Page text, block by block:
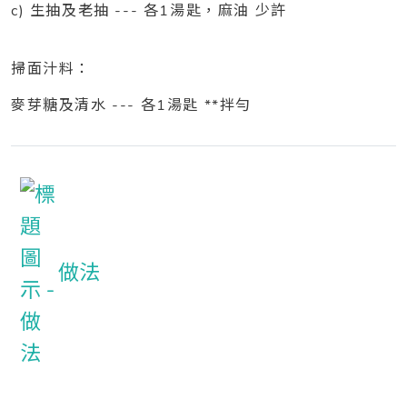
c) 生抽及老抽 --- 各1湯匙，麻油 少許
掃面汁料：
麥芽糖及清水 --- 各1湯匙 **拌勻
做法